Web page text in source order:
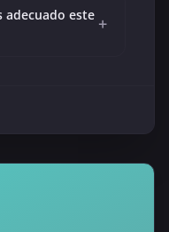
adecuado este +